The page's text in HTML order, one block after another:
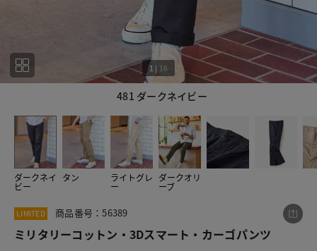
481 ダークネイビー
1 | 16
ダークネイ
ビー
タン ライトグレ
ー
ダークオリ
ーブ
16
LIMITED 商品番号：56389
ミリタリーコットン・3Dスマート・カーゴパンツ
この商品をシェアする
ミリタリーコットン・3Dスマート・カーゴパンツ
¥7,490 税込¥8,239